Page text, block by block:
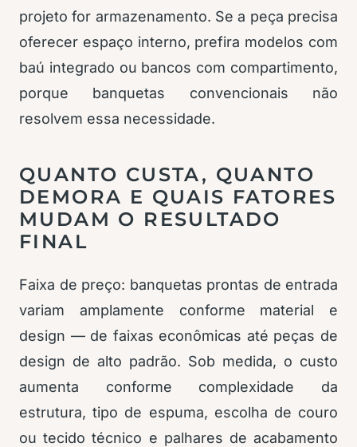
projeto for armazenamento. Se a peça precisa
oferecer espaço interno, prefira modelos com
baú integrado ou bancos com compartimento,
porque banquetas convencionais não
resolvem essa necessidade.
QUANTO CUSTA, QUANTO
DEMORA E QUAIS FATORES
MUDAM O RESULTADO
FINAL
Faixa de preço: banquetas prontas de entrada
variam amplamente conforme material e
design — de faixas econômicas até peças de
design de alto padrão. Sob medida, o custo
aumenta conforme complexidade da
estrutura, tipo de espuma, escolha de couro
ou tecido técnico e palhares de acabamento